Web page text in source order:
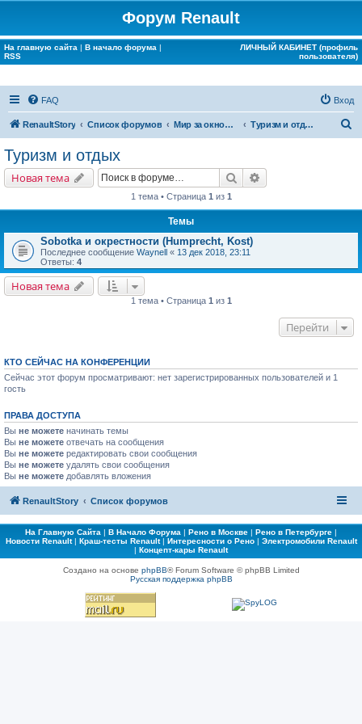
Форум Renault
На главную сайта | В начало форума |
RSS
ЛИЧНЫЙ КАБИНЕТ (профиль
пользователя)
FAQ Вход
RenaultStory Список форумов Мир за окном Renault Туризм и отдых
Туризм и отдых
Новая тема Поиск
1 тема • Страница 1 из 1
Темы
Sobotka и окрестности (Humprecht, Kost)
Последнее сообщение Waynell « 13 дек 2018, 23:11
Ответы: 4
Новая тема
1 тема • Страница 1 из 1
Перейти
КТО СЕЙЧАС НА КОНФЕРЕНЦИИ
Сейчас этот форум просматривают: нет зарегистрированных пользователей и 1
гость
ПРАВА ДОСТУПА
Вы не можете начинать темы
Вы не можете отвечать на сообщения
Вы не можете редактировать свои сообщения
Вы не можете удалять свои сообщения
Вы не можете добавлять вложения
RenaultStory Список форумов
На Главную Сайта | В Начало Форума | Рено в Москве | Рено в Петербурге |
Новости Renault| Краш-тесты Renault| Интересности о Рено| Электромобили Renault
| Концепт-кары Renault
Создано на основе phpBB® Forum Software © phpBB Limited
Русская поддержка phpBB